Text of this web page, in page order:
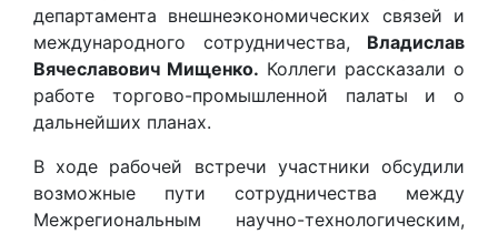
департамента внешнеэкономических связей и
международного сотрудничества, Владислав
Вячеславович Мищенко. Коллеги рассказали о
работе торгово-промышленной палаты и о
дальнейших планах.
В ходе рабочей встречи участники обсудили
возможные пути сотрудничества между
Межрегиональным научно-технологическим,